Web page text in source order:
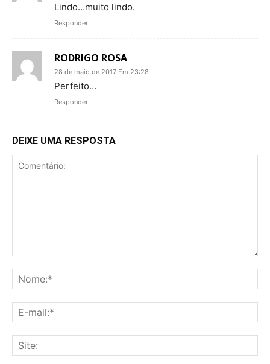
Lindo…muito lindo.
Responder
RODRIGO ROSA
28 de maio de 2017 Em 23:28
Perfeito…
Responder
DEIXE UMA RESPOSTA